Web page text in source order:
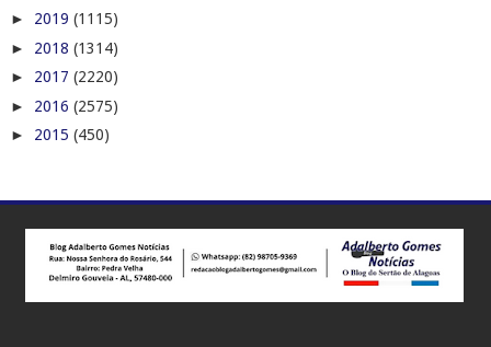
► 2019 (1115)
► 2018 (1314)
► 2017 (2220)
► 2016 (2575)
► 2015 (450)